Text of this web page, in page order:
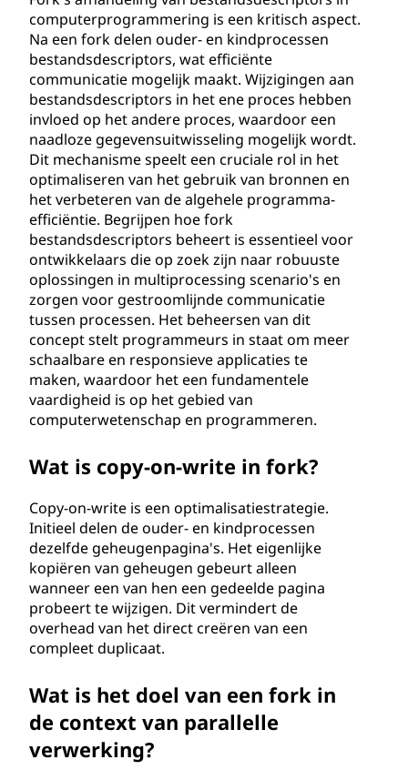
computerprogrammering is een kritisch aspect.
Na een fork delen ouder- en kindprocessen
bestandsdescriptors, wat efficiënte
communicatie mogelijk maakt. Wijzigingen aan
bestandsdescriptors in het ene proces hebben
invloed op het andere proces, waardoor een
naadloze gegevensuitwisseling mogelijk wordt.
Dit mechanisme speelt een cruciale rol in het
optimaliseren van het gebruik van bronnen en
het verbeteren van de algehele programma-
efficiëntie. Begrijpen hoe fork
bestandsdescriptors beheert is essentieel voor
ontwikkelaars die op zoek zijn naar robuuste
oplossingen in multiprocessing scenario's en
zorgen voor gestroomlijnde communicatie
tussen processen. Het beheersen van dit
concept stelt programmeurs in staat om meer
schaalbare en responsieve applicaties te
maken, waardoor het een fundamentele
vaardigheid is op het gebied van
computerwetenschap en programmeren.
Wat is copy-on-write in fork?
Copy-on-write is een optimalisatiestrategie.
Initieel delen de ouder- en kindprocessen
dezelfde geheugenpagina's. Het eigenlijke
kopiëren van geheugen gebeurt alleen
wanneer een van hen een gedeelde pagina
probeert te wijzigen. Dit vermindert de
overhead van het direct creëren van een
compleet duplicaat.
Wat is het doel van een fork in
de context van parallelle
verwerking?